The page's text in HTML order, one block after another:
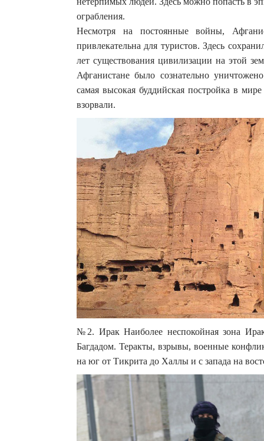
ограбления.
Несмотря на постоянные войны,
привлекательна для туристов. Здесь
лет существования цивилизации на этой
Афганистане было сознательно
самая высокая буддийская постройка в
взорвали.
№2. Ирак Наиболее неспокойная зона
Багдадом. Теракты, взрывы, военные
на юг от Тикрита до Халлы и с запада на